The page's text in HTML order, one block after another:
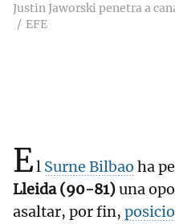
Justin Jaworski penetra a
EFE
El Surne Bilbao ha
Lleida (90-81)una
asaltar, por fin,